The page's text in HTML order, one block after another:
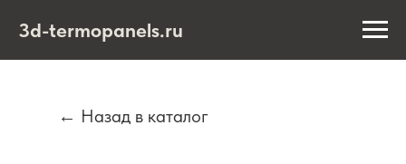
3d-termopanels.ru
← Назад в каталог